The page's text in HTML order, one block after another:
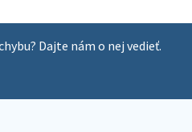
Dajte nám o nej vedieť.